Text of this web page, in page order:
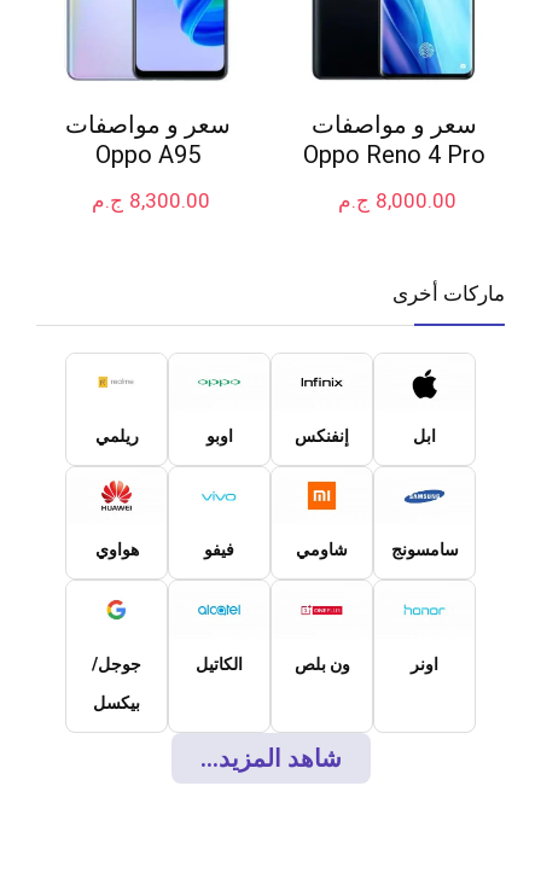
سعر و مواصفات
Oppo Reno 4 Pro
ج.م 8,000.00
سعر و مواصفات
Oppo A95
ج.م 8,300.00
ماركات أخرى
ابل إنفنكس اوبو ريلمي
سامسونج شاومي فيفو هواوي
اونر ون بلص الكاتيل
جوجل/
بيكسل
شاهد المزيد...